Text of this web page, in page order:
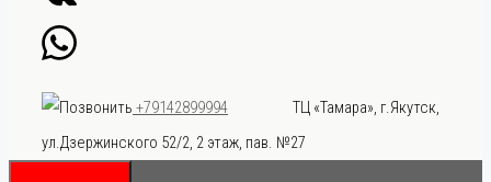
+79142899994
ТЦ «Тамара», г.Якутск,
ул.Дзержинского 52/2, 2 этаж, пав. №27